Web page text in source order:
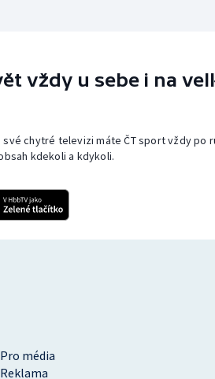
vždy u sebe i na
své chytré televizi máte ČT sport vždy po
kdekoli a kdykoli.
Pro média
Reklama